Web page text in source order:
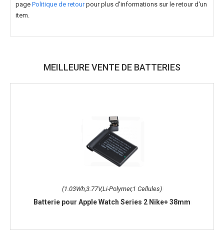
page Politique de retourpour plus d'informations sur le retour d'un
item.
MEILLEURE VENTE DE BATTERIES
(1.03Wh,3.77V,Li-Polymer,1 Cellules)
Batterie pour Apple Watch Series 2 Nike+ 38mm